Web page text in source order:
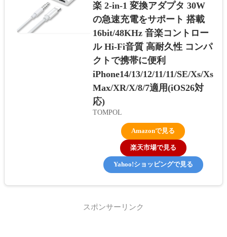
楽 2-in-1 変換アダプタ 30W
の急速充電をサポート 搭載
16bit/48KHz 音楽コントロー
ル Hi-Fi音質 高耐久性 コンパ
クトで携帯に便利
iPhone14/13/12/11/11/SE/Xs/Xs
Max/XR/X/8/7適用(iOS26対
応)
TOMPOL
Amazonで見る
楽天市場で見る
Yahoo!ショッピングで見る
スポンサーリンク